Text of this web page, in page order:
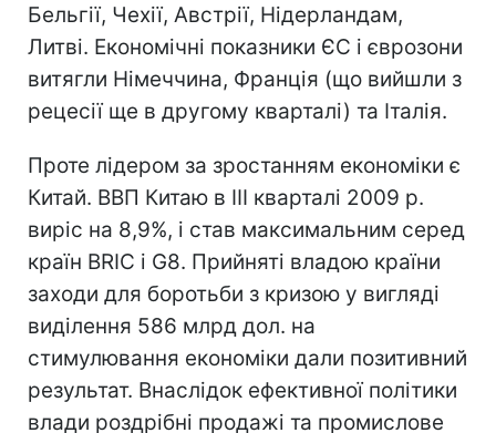
Бельгії, Чехії, Австрії, Нідерландам,
Литві. Економічні показники ЄС і єврозони
витягли Німеччина, Франція (що вийшли з
рецесії ще в другому кварталі) та Італія.
Проте лідером за зростанням економіки є
Китай. ВВП Китаю в III кварталі 2009 р.
виріс на 8,9%, і став максимальним серед
країн BRIC і G8. Прийняті владою країни
заходи для боротьби з кризою у вигляді
виділення 586 млрд дол. на
стимулювання економіки дали позитивний
результат. Внаслідок ефективної політики
влади роздрібні продажі та промислове